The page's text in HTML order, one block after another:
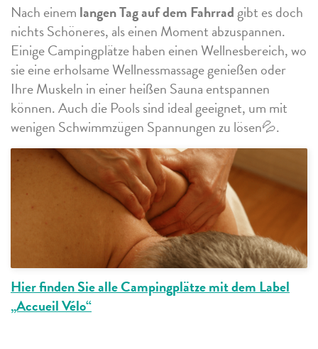
Nach einem langen Tag auf dem Fahrradgibt es doch
nichts Schöneres, als einen Moment abzuspannen.
Einige Campingplätze haben einen Wellnesbereich, wo
sie eine erholsame Wellnessmassage genießen oder
Ihre Muskeln in einer heißen Sauna entspannen
können. Auch die Pools sind ideal geeignet, um mit
wenigen Schwimmzügen Spannungen zu lösen💦.
Hier finden Sie alle Campingplätze mit dem Label
„Accueil Vélo“